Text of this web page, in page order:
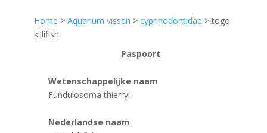
Home > Aquarium vissen > cyprinodontidae > togo
killifish
Paspoort
Wetenschappelijke naam
Fundulosoma thierryi
Nederlandse naam